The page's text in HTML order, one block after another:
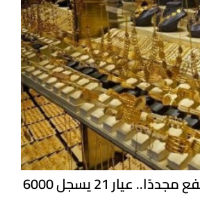
أسعار الذهب ترتفع مجددًا.. عيار 21 يسجل 6000